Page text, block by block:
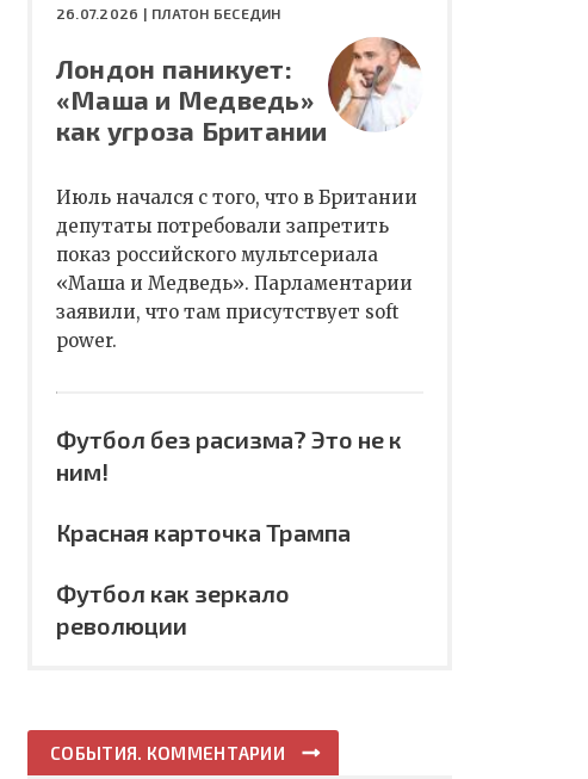
26.07.2026 | ПЛАТОН БЕСЕДИН
Лондон паникует:
«Маша и Медведь»
как угроза Британии
Июль начался с того, что в Британии
депутаты потребовали запретить
показ российского мультсериала
«Маша и Медведь». Парламентарии
заявили, что там присутствует soft
power.
Футбол без расизма? Это не к
ним!
Красная карточка Трампа
Футбол как зеркало
революции
СОБЫТИЯ. КОММЕНТАРИИ